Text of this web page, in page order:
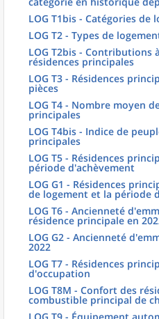
LOG T1bis - Catégories de
LOG T2 - Types de
LOG T2bis -
résidences principales
LOG T3 - Résidences
pièces
LOG T4 - Nombre moyen
principales
LOG T4bis - Indice de
principales
LOG T5 - Résidences
période d'achèvement
LOG G1 - Résidences
de logement et la période
LOG T6 - Ancienneté
résidence principale en
LOG G2 - Ancienneté
2022
LOG T7 - Résidences
d'occupation
LOG T8M - Confort des
combustible principal de